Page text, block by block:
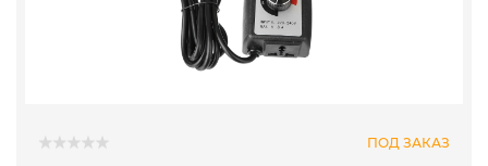
ПОД ЗАКАЗ